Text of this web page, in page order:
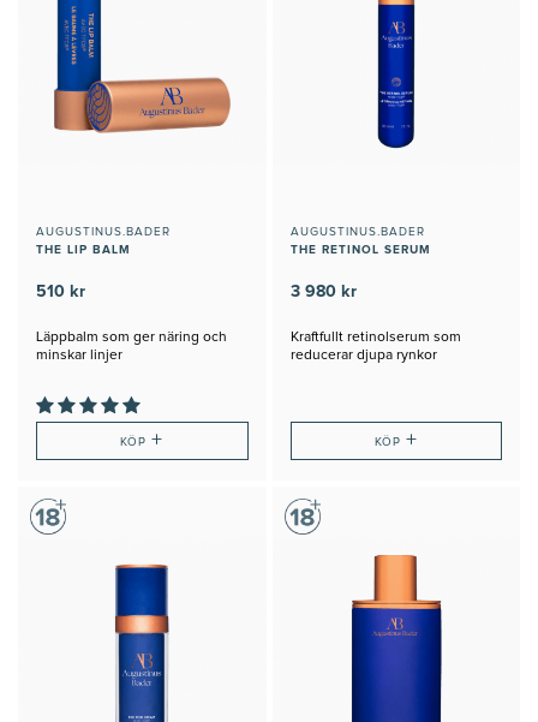
AUGUSTINUS.BADER
THE LIP BALM
510 kr
Läppbalm som ger näring och
minskar linjer
KÖP+
AUGUSTINUS.BADER
THE RETINOL SERUM
3 980 kr
Kraftfullt retinolserum som
reducerar djupa rynkor
KÖP +